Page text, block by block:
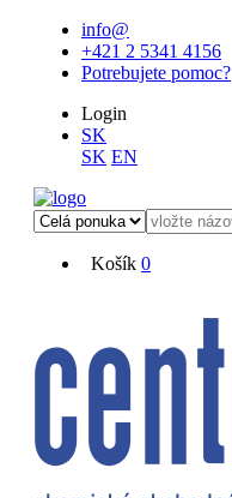
info@
+421 2 5341 4156
Potrebujete pomoc?
Login
SK
SK EN
Košík 0